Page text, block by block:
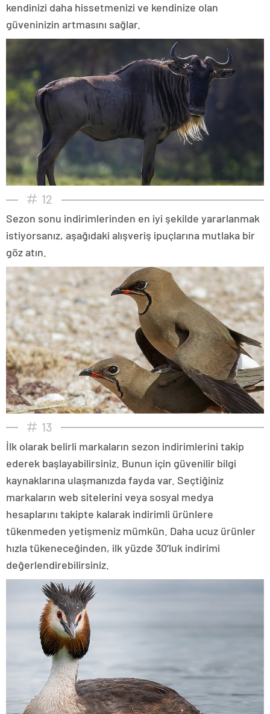
kendinizi daha hissetmenizi ve kendinize olan
güveninizin artmasını sağlar.
12
Sezon sonu indirimlerinden en iyi şekilde yararlanmak
istiyorsanız, aşağıdaki alışveriş ipuçlarına mutlaka bir
göz atın.
13
İlk olarak belirli markaların sezon indirimlerini takip
ederek başlayabilirsiniz. Bunun için güvenilir bilgi
kaynaklarına ulaşmanızda fayda var. Seçtiğiniz
markaların web sitelerini veya sosyal medya
hesaplarını takipte kalarak indirimli ürünlere
tükenmeden yetişmeniz mümkün. Daha ucuz ürünler
hızla tükeneceğinden, ilk yüzde 30’luk indirimi
değerlendirebilirsiniz.